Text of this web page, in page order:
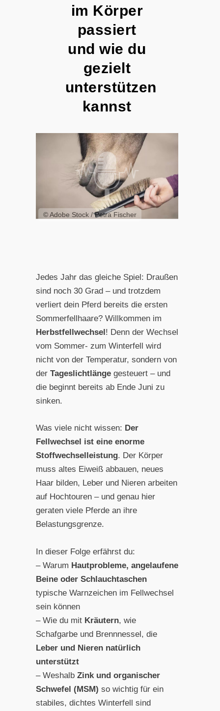
im Körper
passiert
und wie du
gezielt
unterstützen
kannst
© Adobe Stock / Petra Fischer
Jedes Jahr das gleiche Spiel: Draußen
sind noch 30 Grad – und trotzdem
verliert dein Pferd bereits die ersten
Sommerfellhaare? Willkommen im
Herbstfellwechsel ! Denn der Wechsel
vom Sommer- zum Winterfell wird
nicht von der Temperatur, sondern von
der Tageslichtlängegesteuert – und
die beginnt bereits ab Ende Juni zu
sinken.
Was viele nicht wissen: Der
Fellwechsel ist eine enorme
Stoffwechselleistung. Der Körper
muss altes Eiweiß abbauen, neues
Haar bilden, Leber und Nieren arbeiten
auf Hochtouren – und genau hier
geraten viele Pferde an ihre
Belastungsgrenze.
In dieser Folge erfährst du:
– Warum Hautprobleme, angelaufene
Beine oder Schlauchtaschen
typische Warnzeichen im Fellwechsel
sein können
– Wie du mit Kräutern, wie
Schafgarbe und Brennnessel, die
Leber und Nieren natürlich
unterstützt
– Weshalb Zink und organischer
Schwefel (MSM) so wichtig für ein
stabiles, dichtes Winterfell sind